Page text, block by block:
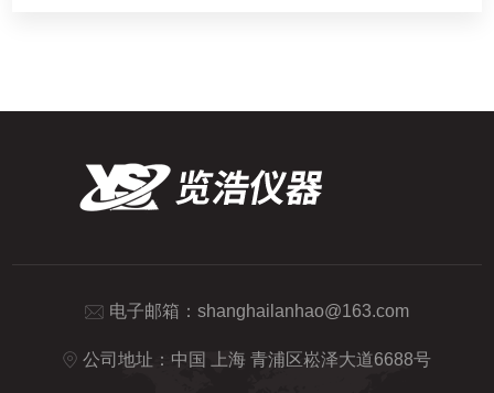
电子邮箱： shanghailanhao@163.com
公司地址：中国 上海 青浦区崧泽大道6688号